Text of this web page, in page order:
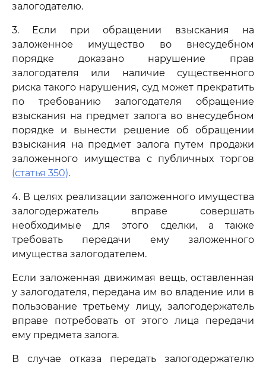
залогодателю.
3. Если при обращении взыскания на
заложенное имущество во внесудебном
порядке доказано нарушение прав
залогодателя или наличие существенного
риска такого нарушения, суд может прекратить
по требованию залогодателя обращение
взыскания на предмет залога во внесудебном
порядке и вынести решение об обращении
взыскания на предмет залога путем продажи
заложенного имущества с публичных торгов
(статья 350).
4. В целях реализации заложенного имущества
залогодержатель вправе совершать
необходимые для этого сделки, а также
требовать передачи ему заложенного
имущества залогодателем.
Если заложенная движимая вещь, оставленная
у залогодателя, передана им во владение или в
пользование третьему лицу, залогодержатель
вправе потребовать от этого лица передачи
ему предмета залога.
В случае отказа передать залогодержателю